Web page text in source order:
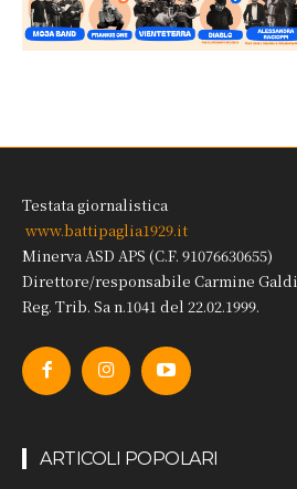
Testata giornalistica
www.battipaglia1929.it
Minerva ASD APS (C.F. 91076630655)
Direttore/responsabile Carmine Galdi
Reg. Trib. Sa n.1041 del 22.02.1999.
ARTICOLI POPOLARI